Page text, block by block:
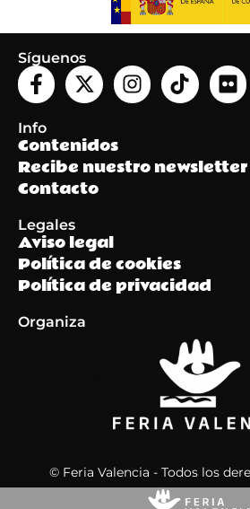
Síguenos
Info
Contenidos
Recibe nuestro newsletter
Contacto
Legales
Aviso legal
Política de cookies
Política de privacidad
Organiza
© Feria Valencia - Todos los